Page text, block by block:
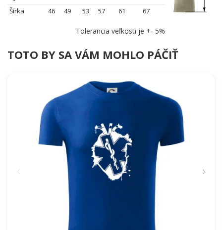
Šírka
46 49 53 57 61 67
Tolerancia veľkosti je +- 5%
TOTO BY SA VÁM MOHLO PÁČIŤ